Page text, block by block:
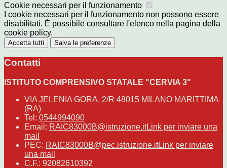
Cookie necessari per il funzionamento
I cookie necessari per il funzionamento non possono essere
disabilitati. È possibile consultare l'elenco nella pagina della
cookie policy.
Accetta tutti Salva le preferenze
Contatti
ISTITUTO COMPRENSIVO STATALE "CERVIA 3"
VIA JELENIA GORA, 2/R 48015 MILANO MARITTIMA
(RA)
Tel: 0544994090
Email: RAIC83000B@istruzione.itLink per inviare una
mail
PEC: RAIC83000B@pec.istruzione.itLink per inviare
una mail
C.F.: 92082610392